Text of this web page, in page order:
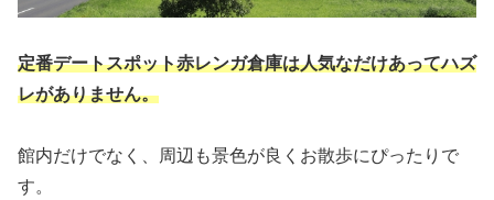
定番デートスポット赤レンガ倉庫は人気なだけあってハズ
レがありません。
館内だけでなく、周辺も景色が良くお散歩にぴったりで
す。